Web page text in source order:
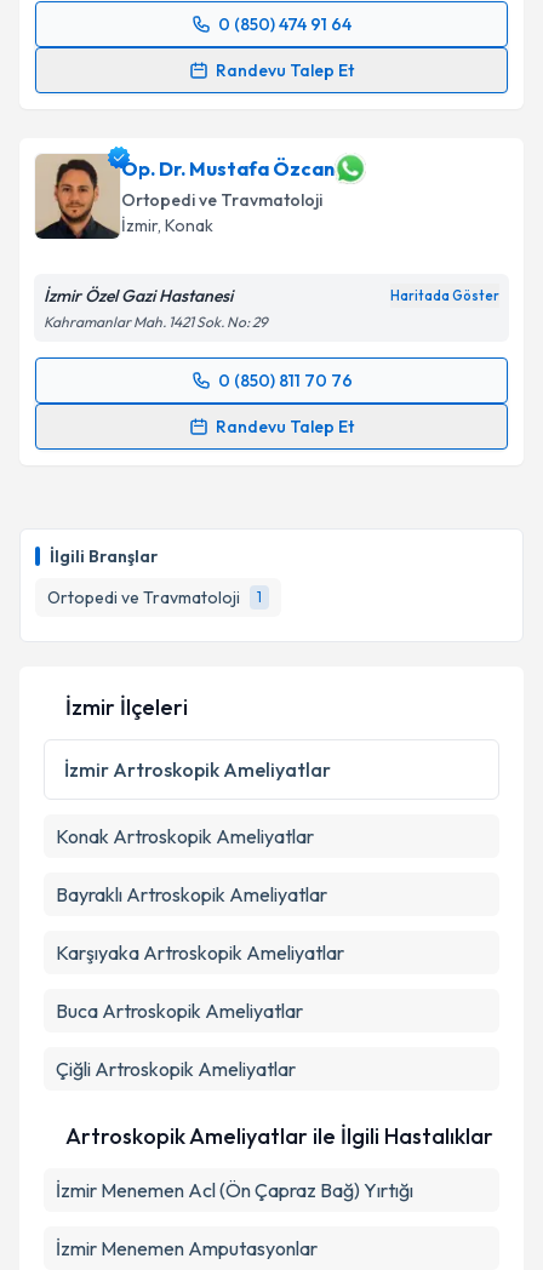
İlgili Branşlar
Ortopedi ve Travmatoloji
1
0 (850) 474 91 64
Randevu Talep Et
Randevu Takvimi Talebi
takvim hazırlandığında e-posta ile bilgilendireceğiz.
E-posta Adresiniz
Kişisel verilerimin işlenmesine ilişkin
Metni'ni okudum ve kişisel verilerimin belirtilen
kapsamda işlenmesini kabul ediyorum.
Takvim Talebini Gönder
Op. Dr. Mustafa Özcan
Ortopedi ve Travmatoloji
İzmir, Konak
İzmir Özel Gazi Hastanesi Haritada Göster
Kahramanlar Mah. 1421 Sok. No: 29
0 (850) 811 70 76
Randevu Talep Et
Randevu Takvimi Talebi
E-posta Adresiniz
Kişisel verilerimin işlenmesine ilişkin
Metni'ni okudum ve kişisel verilerimin belirtilen
kapsamda işlenmesini kabul ediyorum.
İzmir İlçeleri
İzmir Artroskopik Ameliyatlar
Konak Artroskopik Ameliyatlar
Bayraklı Artroskopik Ameliyatlar
Karşıyaka Artroskopik Ameliyatlar
Buca Artroskopik Ameliyatlar
Çiğli Artroskopik Ameliyatlar
Artroskopik Ameliyatlar ile İlgili Hastalıklar
İzmir Menemen Acl (Ön Çapraz Bağ) Yırtığı
İzmir Menemen Amputasyonlar